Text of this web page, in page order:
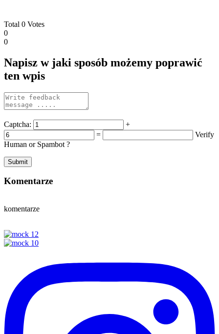
Total 0 Votes
0
0
Napisz w jaki sposób możemy poprawić
ten wpis
Captcha:
+
=
Verify
Human or Spambot ?
Komentarze
komentarze